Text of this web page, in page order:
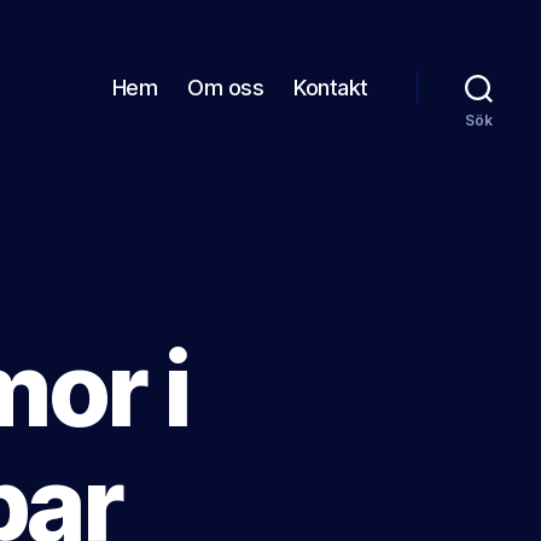
Hem Om oss Kontakt
Sök
i